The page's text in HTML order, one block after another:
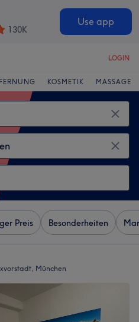
130K
Use app
LOGIN
KOSMETIK MASSAGE
Preis Besonderheiten
München